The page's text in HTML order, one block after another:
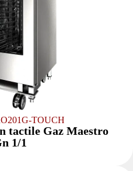
TOUCH
tactile Gaz Maestro
1/1